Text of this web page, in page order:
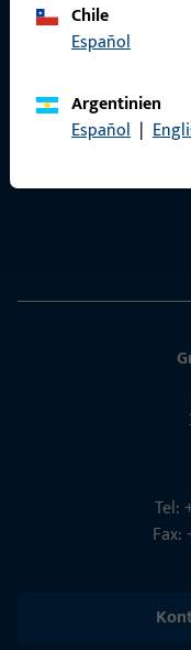
Chile
Español
Argentinien
Español |
Tel:
Fax: